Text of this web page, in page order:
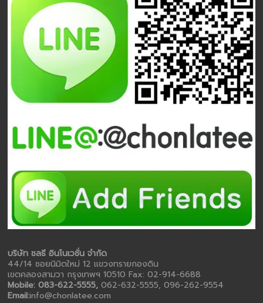
บริษัท ชลธี อินโนเวชั่น จำกัด
44/14 ซอยนิมิตใหม่ 12 แขวงทรายกองดิน
เขตคลองสามวา กรุงเทพฯ 10510 Fax: 02-914-6688
Mobile: 083-622-5555,062-632-5555, 096-262-9554
Email:info@chonlatee.com